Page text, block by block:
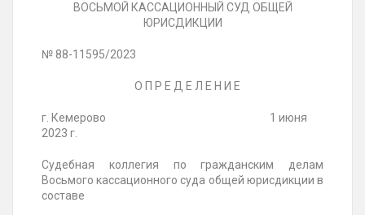
ВОСЬМОЙ КАССАЦИОННЫЙ СУД ОБЩЕЙ
ЮРИСДИКЦИИ
№ 88-11595/2023
О П Р Е Д Е Л Е Н И Е
г. Кемерово 1 июня
2023 г.
Судебная коллегия по гражданским делам
Восьмого кассационного суда общей юрисдикции в
составе